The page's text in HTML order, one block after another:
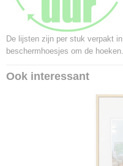
De lijsten zijn per stuk verpakt
beschermhoesjes om de hoeken.
Ook interessant